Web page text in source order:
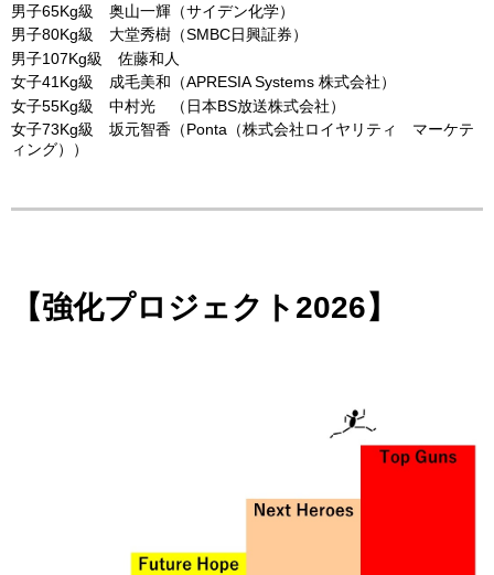
男子65Kg級 奥山一輝（サイデン化学）
男子80Kg級 大堂秀樹（SMBC日興証券）
男子107Kg級 佐藤和人
女子41Kg級 成毛美和（APRESIA Systems 株式会社）
女子55Kg級 中村光 （日本BS放送株式会社）
女子73Kg級 坂元智香（Ponta（株式会社ロイヤリティ マーケテ
ィング））
【強化プロジェクト2026】